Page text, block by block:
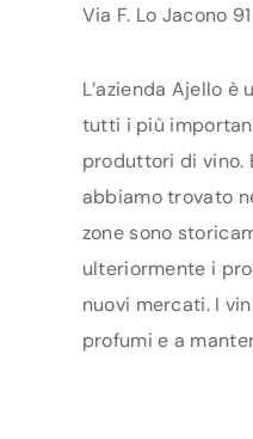
Via F. Lo Jacono
L’azienda Ajello
tutti i più
produttori di vino.
abbiamo trovato
zone sono
ulteriormente i
nuovi mercati. I
profumi e a